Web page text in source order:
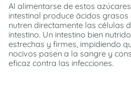
Al alimentarse de estos
intestinal produce ácidos
nutren directamente las células
intestino. Un intestino bien
estrechas y firmes, impidiendo
nocivos pasen a la sangre y
eficaz contra las infecciones.